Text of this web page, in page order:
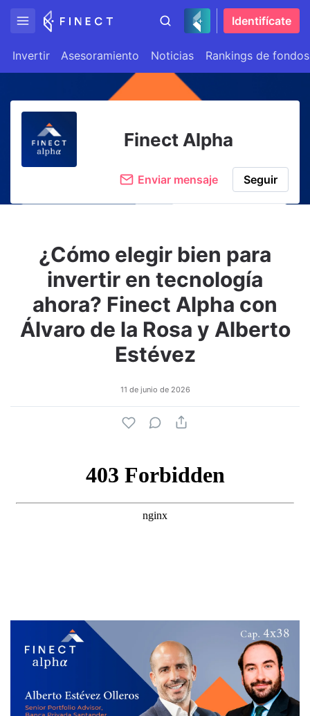
Identifícate
Invertir Asesoramiento Noticias Rankings de fondos
Finect Alpha
Enviar mensaje Seguir
¿Cómo elegir bien para
invertir en tecnología
ahora? Finect Alpha con
Álvaro de la Rosa y Alberto
Estévez
11 de junio de 2026